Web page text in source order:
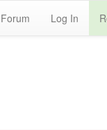
Forum Log In